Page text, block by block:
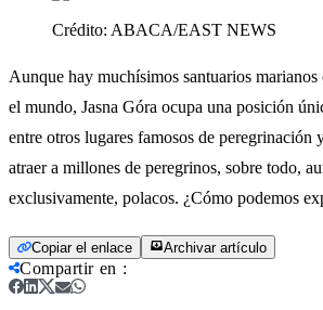
Crédito: ABACA/EAST NEWS
Aunque hay muchísimos santuarios
el mundo, Jasna Góra ocupa una posición
entre otros lugares famosos de peregrinación
atraer a millones de peregrinos, sobre todo,
exclusivamente, polacos. ¿Cómo podemos
Copiar el enlace Archivar artículo
Compartir en :